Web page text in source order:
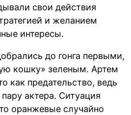
свои действия
и желанием
интересы.
до гонга первыми,
кошку» зеленым. Артем
как предательство, ведь
актера. Ситуация
оранжевые случайно